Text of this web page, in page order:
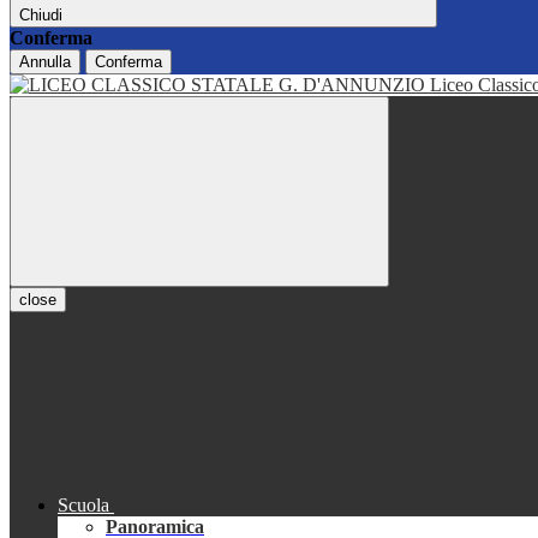
Chiudi
Conferma
Annulla Conferma
Liceo
close
Scuola
Panoramica